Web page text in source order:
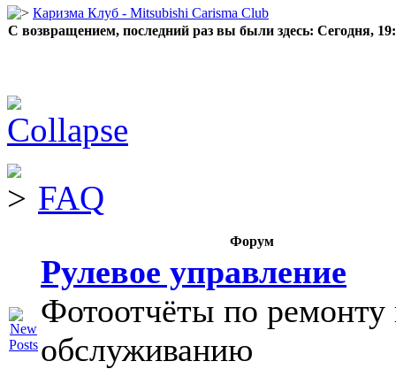
Каризма Клуб - Mitsubishi Carisma Club
С возвращением, последний раз вы были здесь: Сегодня,
FAQ
Форум
Рулевое управление
Фотоотчёты по ремонту
обслуживанию